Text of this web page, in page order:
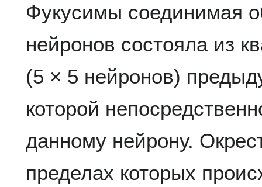
Фукусимы соединимая
нейронов состояла из
(5 × 5 нейронов)
которой
данному нейрону.
пределах которых